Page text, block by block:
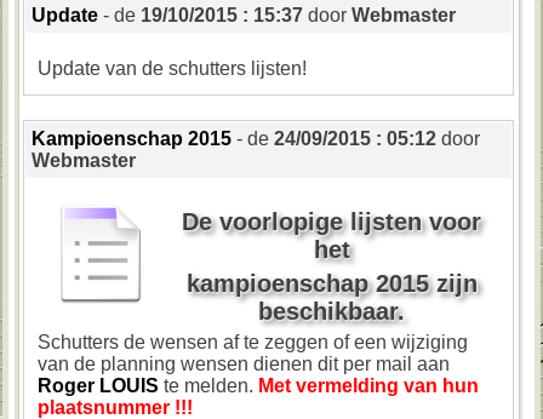
Update - de 19/10/2015 : 15:37door Webmaster
Update van de schutters lijsten!
Kampioenschap 2015 - de 24/09/2015 : 05:12door
Webmaster
De voorlopige lijsten voor
het
kampioenschap 2015 zijn
beschikbaar.
Schutters de wensen af te zeggen of een wijziging
van de planning wensen dienen dit per mail aan
Roger LOUIS te melden. Met vermelding van hun
plaatsnummer !!!